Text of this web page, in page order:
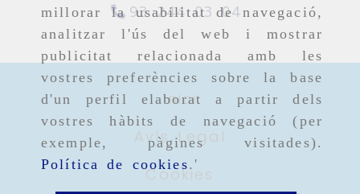
millorar la usabilitat de navegació,
analitzar l'ús del web i mostrar
publicitat relacionada amb les
vostres preferències sobre la base
d'un perfil elaborat a partir dels
vostres hàbits de navegació (per
exemple, pàgines visitades).
Política de cookies.'
93 244 03 04
Inici
Avís Legal
Cookies